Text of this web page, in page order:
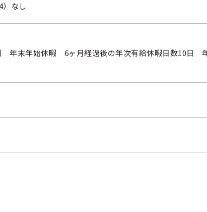
なし
年末年始休暇 6ヶ月経過後の年次有給休暇日数10日